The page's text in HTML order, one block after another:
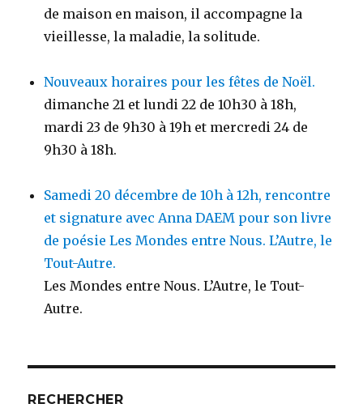
de maison en maison, il accompagne la
vieillesse, la maladie, la solitude.
Nouveaux horaires pour les fêtes de Noël.
dimanche 21 et lundi 22 de 10h30 à 18h,
mardi 23 de 9h30 à 19h et mercredi 24 de
9h30 à 18h.
Samedi 20 décembre de 10h à 12h, rencontre
et signature avec Anna DAEM pour son livre
de poésie Les Mondes entre Nous. L’Autre, le
Tout-Autre.
Les Mondes entre Nous. L’Autre, le Tout-
Autre.
RECHERCHER